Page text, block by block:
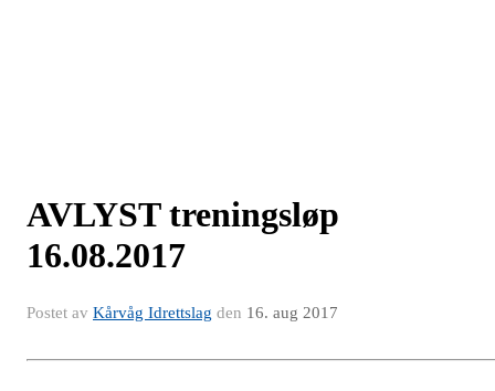
AVLYST treningsløp
16.08.2017
Postet av Kårvåg Idrettslag den 16. aug 2017